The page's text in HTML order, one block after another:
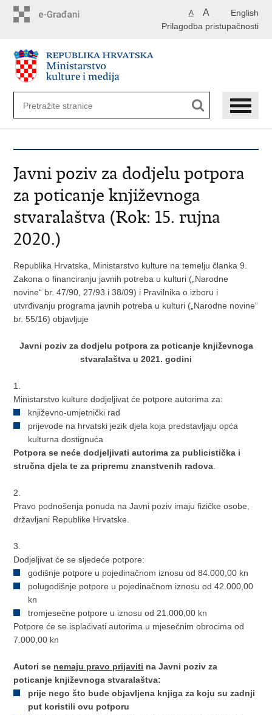
English
A A
Prilagodba pristupačnosti
Javni poziv za dodjelu potpora
za poticanje književnoga
stvaralaštva (Rok: 15. rujna
2020.)
Republika Hrvatska, Ministarstvo kulture na temelju članka 9.
Zakona o financiranju javnih potreba u kulturi („Narodne
novine“ br. 47/90, 27/93 i 38/09) i Pravilnika o izboru i
utvrđivanju programa javnih potreba u kulturi („Narodne novine“
br. 55/16) objavljuje
Javni poziv za dodjelu potpora za poticanje književnoga
stvaralaštva u 2021. godini
1.
Ministarstvo kulture dodjeljivat će potpore autorima za:
književno-umjetnički rad
prijevode na hrvatski jezik djela koja predstavljaju opća
kulturna dostignuća
Potpora se neće dodjeljivati autorima za publicistička i
stručna djela te za pripremu znanstvenih radova
2.
Pravo podnošenja ponuda na Javni poziv imaju fizičke osobe,
državljani Republike Hrvatske.
3.
Dodjeljivat će se sljedeće potpore:
godišnje potpore u pojedinačnom iznosu od 84.000,00 kn
polugodišnje potpore u pojedinačnom iznosu od 42.000,00
kn
tromjesečne potpore u iznosu od 21.000,00 kn
Potpore će se isplaćivati autorima u mjesečnim obrocima od
7.000,00 kn
Autori se nemaju pravo prijaviti na Javni poziv za
poticanje književnoga stvaralaštva:
prije nego što bude objavljena knjiga za koju su zadnji
put koristili ovu potporu